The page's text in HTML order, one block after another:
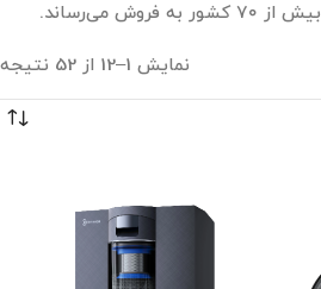
می‌رساند.
نمایش 1–12 از 52 نتیجه